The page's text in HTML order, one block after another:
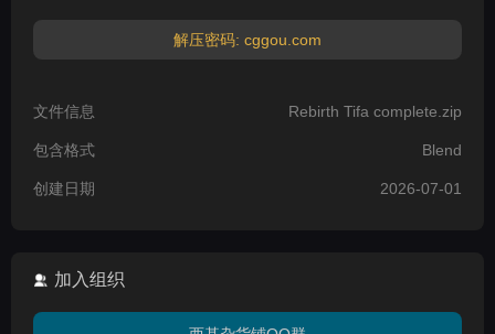
解压密码: cggou.com
文件信息 Rebirth Tifa complete.zip
包含格式 Blend
创建日期 2026-07-01
加入组织